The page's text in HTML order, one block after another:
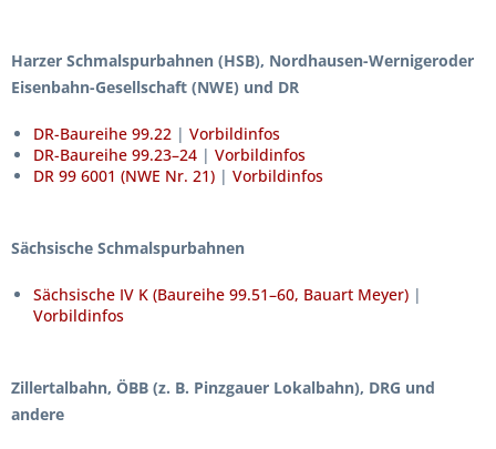
Harzer Schmalspurbahnen (HSB), Nordhausen-Wernigeroder
Eisenbahn-Gesellschaft (NWE) und DR
DR-Baureihe 99.22 | Vorbildinfos
DR-Baureihe 99.23–24 | Vorbildinfos
DR 99 6001 (NWE Nr. 21) | Vorbildinfos
Sächsische Schmalspurbahnen
Sächsische IV K (Baureihe 99.51–60, Bauart Meyer) |
Vorbildinfos
Zillertalbahn, ÖBB (z. B. Pinzgauer Lokalbahn), DRG und
andere